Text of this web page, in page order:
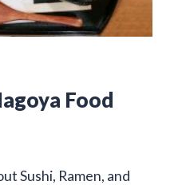
Food
Sushi, Ramen, and